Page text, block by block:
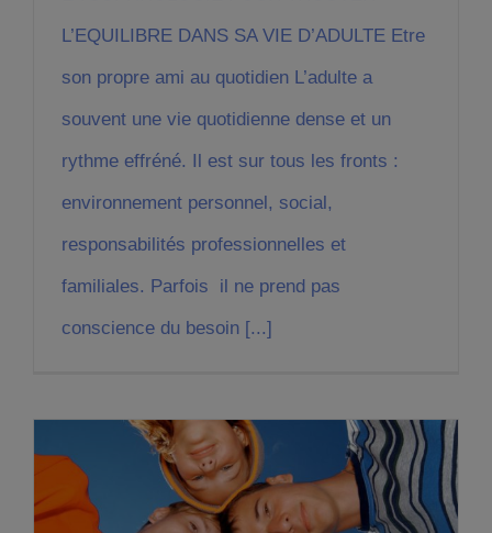
L’EQUILIBRE DANS SA VIE D’ADULTE Etre
son propre ami au quotidien L’adulte a
souvent une vie quotidienne dense et un
rythme effréné. Il est sur tous les fronts :
environnement personnel, social,
responsabilités professionnelles et
familiales. Parfois il ne prend pas
conscience du besoin [...]